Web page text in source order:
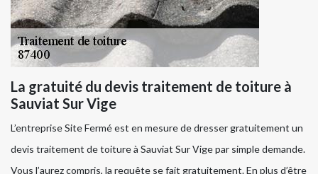
La gratuité du devis traitement de toiture à
Sauviat Sur Vige
L’entreprise Site Fermé est en mesure de dresser gratuitement un
devis traitement de toiture à Sauviat Sur Vige par simple demande.
Vous l’aurez compris, la requête se fait gratuitement. En plus d’être